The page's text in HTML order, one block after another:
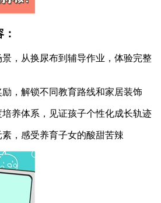
，从换尿布到辅导作业，体验完整
，解锁不同教育路线和家居装饰
养体系，见证孩子个性化成长轨迹
，感受养育子女的酸甜苦辣